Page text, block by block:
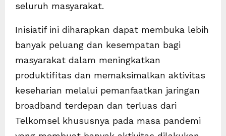
seluruh masyarakat.
Inisiatif ini diharapkan dapat membuka lebih
banyak peluang dan kesempatan bagi
masyarakat dalam meningkatkan
produktifitas dan memaksimalkan aktivitas
keseharian melalui pemanfaatkan jaringan
broadband terdepan dan terluas dari
Telkomsel khususnya pada masa pandemi